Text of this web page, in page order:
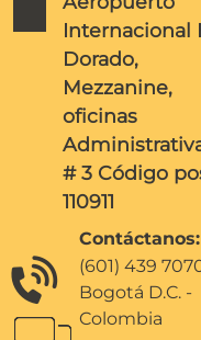
Internacional
Dorado,
Mezzanine,
oficinas
# 3 Código
110911
Contáctanos:
(601) 439
Bogotá D.C. -
Colombia